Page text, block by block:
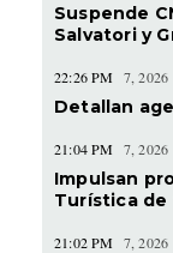
Suspende
Salvatori y
22:26 PM 7, 2026
Detallan
21:04 PM 7, 2026
Impulsan
Turística de
21:02 PM 7, 2026